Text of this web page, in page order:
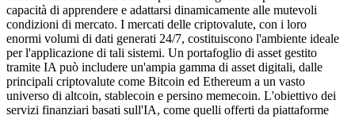
capacità di apprendere e adattarsi dinamicamente alle mutevoli
condizioni di mercato. I mercati delle criptovalute, con i loro
enormi volumi di dati generati 24/7, costituiscono l'ambiente ideale
per l'applicazione di tali sistemi. Un portafoglio di asset gestito
tramite IA può includere un'ampia gamma di asset digitali, dalle
principali criptovalute come Bitcoin ed Ethereum a un vasto
universo di altcoin, stablecoin e persino memecoin. L'obiettivo dei
servizi finanziari basati sull'IA, come quelli offerti da piattaforme